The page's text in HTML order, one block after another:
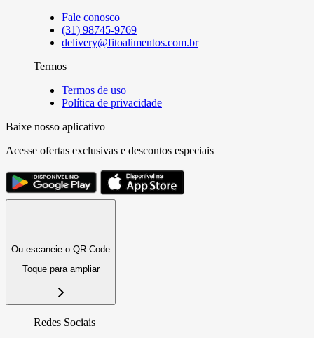
Fale conosco
(31) 98745-9769
delivery@fitoalimentos.com.br
Termos
Termos de uso
Política de privacidade
Baixe nosso aplicativo
Acesse ofertas exclusivas e descontos especiais
Ou escaneie o QR Code
Toque para ampliar
Redes Sociais